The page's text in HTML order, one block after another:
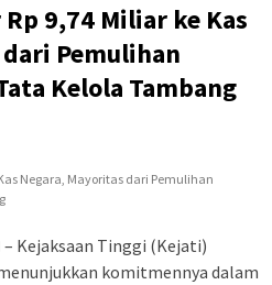
9,74 Miliar ke Kas
Pemulihan
Kelola Tambang
– Kejaksaan Tinggi (Kejati)
komitmennya dalam